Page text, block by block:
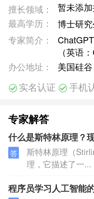
擅长领域：
暂未添
最高学历：
博士研
专家简介：
（英语
办公地址：
美国硅谷
实名认证 手机
专家解答
什么是斯特林原理？
答
斯特林原理（
理，它描述了一...
程序员学习人工智能